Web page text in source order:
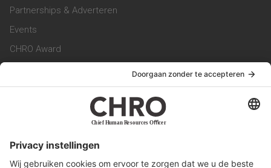
Partnerships & Adverteren
Events
CHRO Award
CHRO Magazine
Service & Contact
Werken bij ons
Privacy Statement